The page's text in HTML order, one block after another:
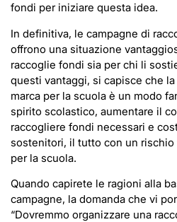
fondi per iniziare questa idea.
In definitiva, le campagne di
offrono una situazione
raccoglie fondi sia per chi li
questi vantaggi, si capisce che
marca per la scuola è un modo
spirito scolastico, aumentare il
raccogliere fondi necessari e
sostenitori, il tutto con un
per la scuola.
Quando capirete le ragioni alla
campagne, la domanda che vi
“Dovremmo organizzare una